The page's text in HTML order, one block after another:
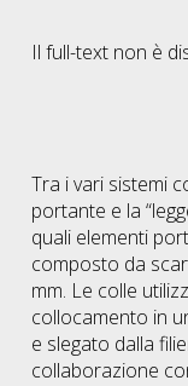
Il full-text non è
Tra i vari sistemi
portante e la
quali elementi
composto da
mm. Le colle
collocamento in
e slegato dalla
collaborazione